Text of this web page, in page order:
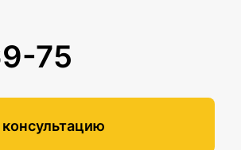
75